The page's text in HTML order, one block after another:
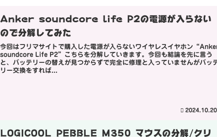
Anker soundcore life P2の電源が入らない
ので分解してみた
今回はフリマサイトで購入した電源が入らないワイヤレスイヤホン
soundcore Life P2”こちらを分解していきます。今回も結論を先に言う
と、バッテリーの替えが見つからずで完全に修理と入っていませんがバッ
リー交換をすれば...
2024.10.20
LOGICOOL PEBBLE M350 マウスの分解/クリ